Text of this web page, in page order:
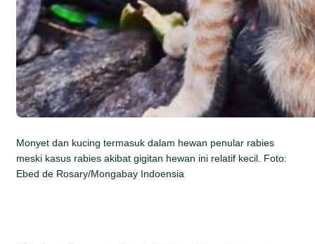
Monyet dan kucing termasuk dalam hewan penular rabies
meski kasus rabies akibat gigitan hewan ini relatif kecil. Foto:
Ebed de Rosary/Mongabay Indoensia